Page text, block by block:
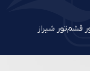
قشمتور شیراز